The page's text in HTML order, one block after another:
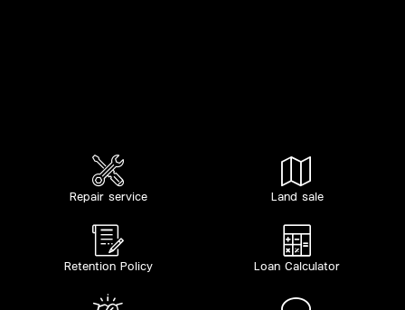
Repair service Land sale
Retention Policy Loan Calculator